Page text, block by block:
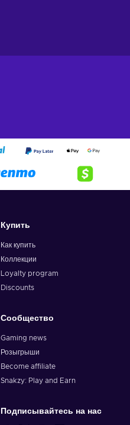
Купить
Как купить
Коллекции
Loyalty program
Discounts
Сообщество
Gaming news
Розыгрыши
Become affiliate
Snakzy: Play and Earn
Подписывайтесь на нас